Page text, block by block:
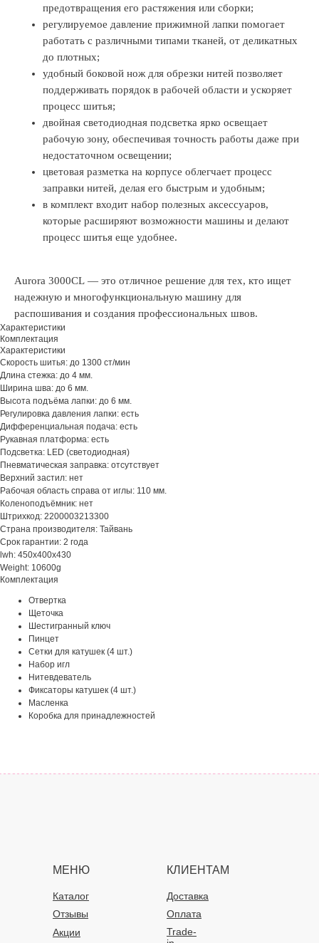
предотвращения его растяжения или сборки;
регулируемое давление прижимной лапки помогает
работать с различными типами тканей, от деликатных
до плотных;
удобный боковой нож для обрезки нитей позволяет
поддерживать порядок в рабочей области и ускоряет
процесс шитья;
двойная светодиодная подсветка ярко освещает
рабочую зону, обеспечивая точность работы даже при
недостаточном освещении;
цветовая разметка на корпусе облегчает процесс
заправки нитей, делая его быстрым и удобным;
в комплект входит набор полезных аксессуаров,
которые расширяют возможности машины и делают
процесс шитья еще удобнее.
Aurora 3000CL — это отличное решение для тех, кто ищет
надежную и многофункциональную машину для
распошивания и создания профессиональных швов.
Характеристики
Комплектация
Характеристики
Скорость шитья: до 1300 ст/мин
Длина стежка: до 4 мм.
Ширина шва: до 6 мм.
Высота подъёма лапки: до 6 мм.
Регулировка давления лапки: есть
Дифференциальная подача: есть
Рукавная платформа: есть
Подсветка: LED (светодиодная)
Пневматическая заправка: отсутствует
Верхний застил: нет
Рабочая область справа от иглы: 110 мм.
Коленоподъёмник: нет
Штрихкод: 2200003213300
Страна производителя: Тайвань
Срок гарантии: 2 года
lwh: 450x400x430
Weight: 10600g
Комплектация
Отвертка
Щеточка
Шестигранный ключ
Пинцет
Сетки для катушек (4 шт.)
Набор игл
Нитевдеватель
Фиксаторы катушек (4 шт.)
Масленка
Коробка для принадлежностей
МЕНЮ КЛИЕНТАМ
Каталог
Доставка
Оплата
Отзывы
Акции
Trade-